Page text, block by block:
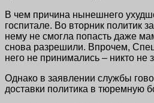
В чем причина нынешнего
госпитале. Во вторник политик
нему не смогла попасть даже
снова разрешили. Впрочем,
него не принимались – никто не
Однако в заявлении службы
доставки политика в тюремную